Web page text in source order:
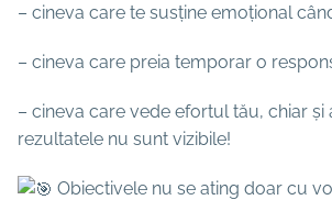
– cineva care te susține emoțional
– cineva care preia temporar o
– cineva care vede efortul tău, chiar și
rezultatele nu sunt vizibile!
Obiectivele nu se ating doar cu